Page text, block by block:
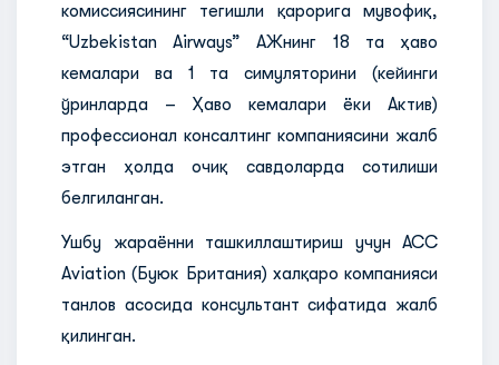
комиссиясининг тегишли қарорига мувофиқ,
“Uzbekistan Airways” АЖнинг 18 та ҳаво
кемалари ва 1 та симуляторини (кейинги
ўринларда – Ҳаво кемалари ёки Актив)
профессионал консалтинг компаниясини жалб
этган ҳолда очиқ савдоларда сотилиши
белгиланган.
Ушбу жараённи ташкиллаштириш учун ACC
Aviation (Буюк Британия) халқаро компанияси
танлов асосида консультант сифатида жалб
қилинган.